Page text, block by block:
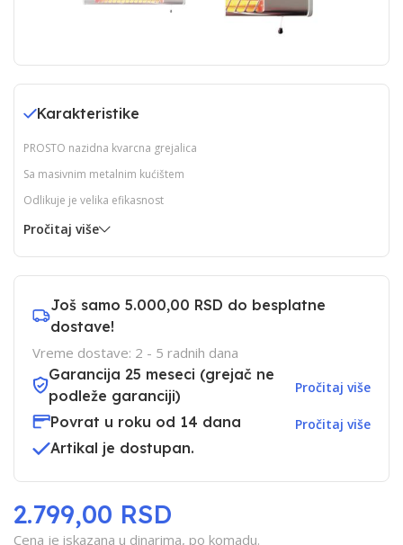
Karakteristike
PROSTO nazidna kvarcna grejalica
Sa masivnim metalnim kućištem
Odlikuje je velika efikasnost
Pročitaj više
Još samo 5.000,00 RSD do besplatne
dostave!
Vreme dostave: 2 - 5 radnih dana
Garancija 25 meseci (grejač ne
podleže garanciji)
Pročitaj više
Povrat u roku od 14 dana Pročitaj više
Artikal je dostupan.
Cena je iskazana u dinarima, po komadu.
2.799,00 RSD